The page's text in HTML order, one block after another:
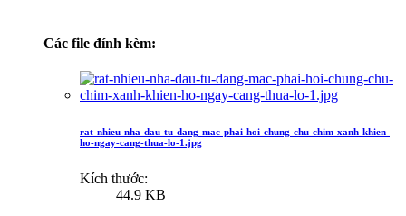
Các file đính kèm:
rat-nhieu-nha-dau-tu-dang-mac-phai-hoi-chung-chu-chim-xanh-khien-
ho-ngay-cang-thua-lo-1.jpg
Kích thước:
44.9 KB